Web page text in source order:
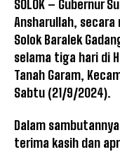
SOLOK – Gubernur
Ansharullah,
Solok Baralek
selama tiga hari di
Tanah Garam,
Sabtu (21/9/2024).
Dalam
terima kasih dan